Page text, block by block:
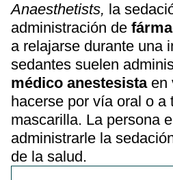
Anaesthetists, la
administración de
a relajarse durante una
sedantes suelen
médico anestesistaen
hacerse por vía oral o a
mascarilla. La persona
administrarle la
de la salud.